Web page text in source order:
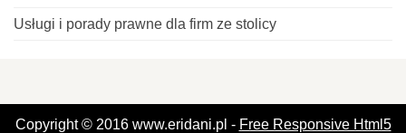
Usługi i porady prawne dla firm ze stolicy
Copyright © 2016 www.eridani.pl - Free Responsive Html5